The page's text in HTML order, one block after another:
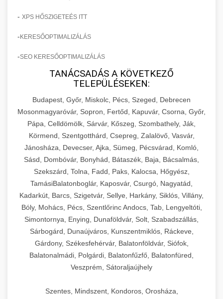
- XPS HŐSZIGETEÉS ITT
- KERESŐOPTIMALIZÁLÁS
-SEO KERESŐOPTIMALIZÁLÁS
TANÁCSADÁS A KÖVETKEZŐ
TELEPÜLÉSEKEN:
Budapest, Győr, Miskolc, Pécs, Szeged, Debrecen
Mosonmagyaróvár, Sopron, Fertőd, Kapuvár, Csorna, Győr,
Pápa, Celldömölk, Sárvár, Kőszeg, Szombathely, Ják,
Körmend, Szentgotthárd, Csepreg, Zalalövő, Vasvár,
Jánosháza, Devecser, Ajka, Sümeg, Pécsvárad, Komló,
Sásd, Dombóvár, Bonyhád, Bátaszék, Baja, Bácsalmás,
Szekszárd, Tolna, Fadd, Paks, Kalocsa, Hőgyész,
TamásiBalatonboglár, Kaposvár, Csurgó, Nagyatád,
Kadarkút, Barcs, Szigetvár, Sellye, Harkány, Siklós, Villány,
Bóly, Mohács, Pécs, Szentlőrinc Andocs, Tab, Lengyeltóti,
Simontornya, Enying, Dunaföldvár, Solt, Szabadszállás,
Sárbogárd, Dunaújváros, Kunszentmiklós, Ráckeve,
Gárdony, Székesfehérvár, Balatonföldvár, Siófok,
Balatonalmádi, Polgárdi, Balatonfűzfő, Balatonfüred,
Veszprém, Sátoraljaújhely
Szentes, Mindszent, Kondoros, Orosháza,